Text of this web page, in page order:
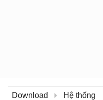
Download Hệ thống